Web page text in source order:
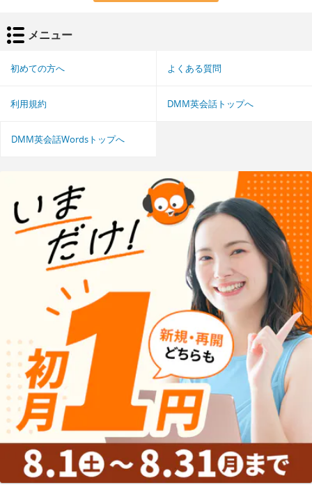
メニュー
初めての方へ よくある質問
利用規約 DMM英会話トップへ
DMM英会話Wordsトップへ